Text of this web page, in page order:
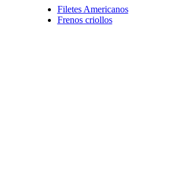
Filetes Americanos
Frenos criollos